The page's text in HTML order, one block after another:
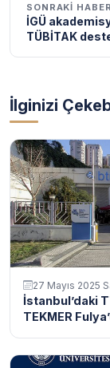
SONRAKI HABER
İGÜ
TÜBİTAK
İlginizi
27 Mayıs 2025
İstanbul’daki
TEKMER